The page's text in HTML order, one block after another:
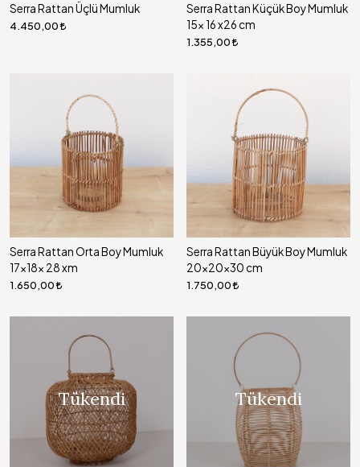
Serra Rattan Üçlü Mumluk
4.450,00
Serra Rattan Küçük Boy Mumluk
15x 16 x26 cm
1.355,00
Serra Rattan Orta Boy Mumluk
17x18x 28 xm
1.650,00
Serra Rattan Büyük Boy Mumluk
20x20x30 cm
1.750,00
Tükendi Tükendi